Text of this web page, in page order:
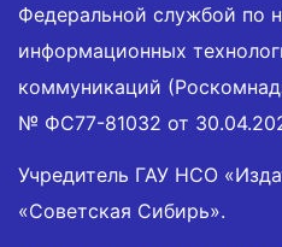
Федеральной службой по
информационных
коммуникаций
№ ФС77-81032 от
Учредитель ГАУ НСО
«Советская Сибирь».